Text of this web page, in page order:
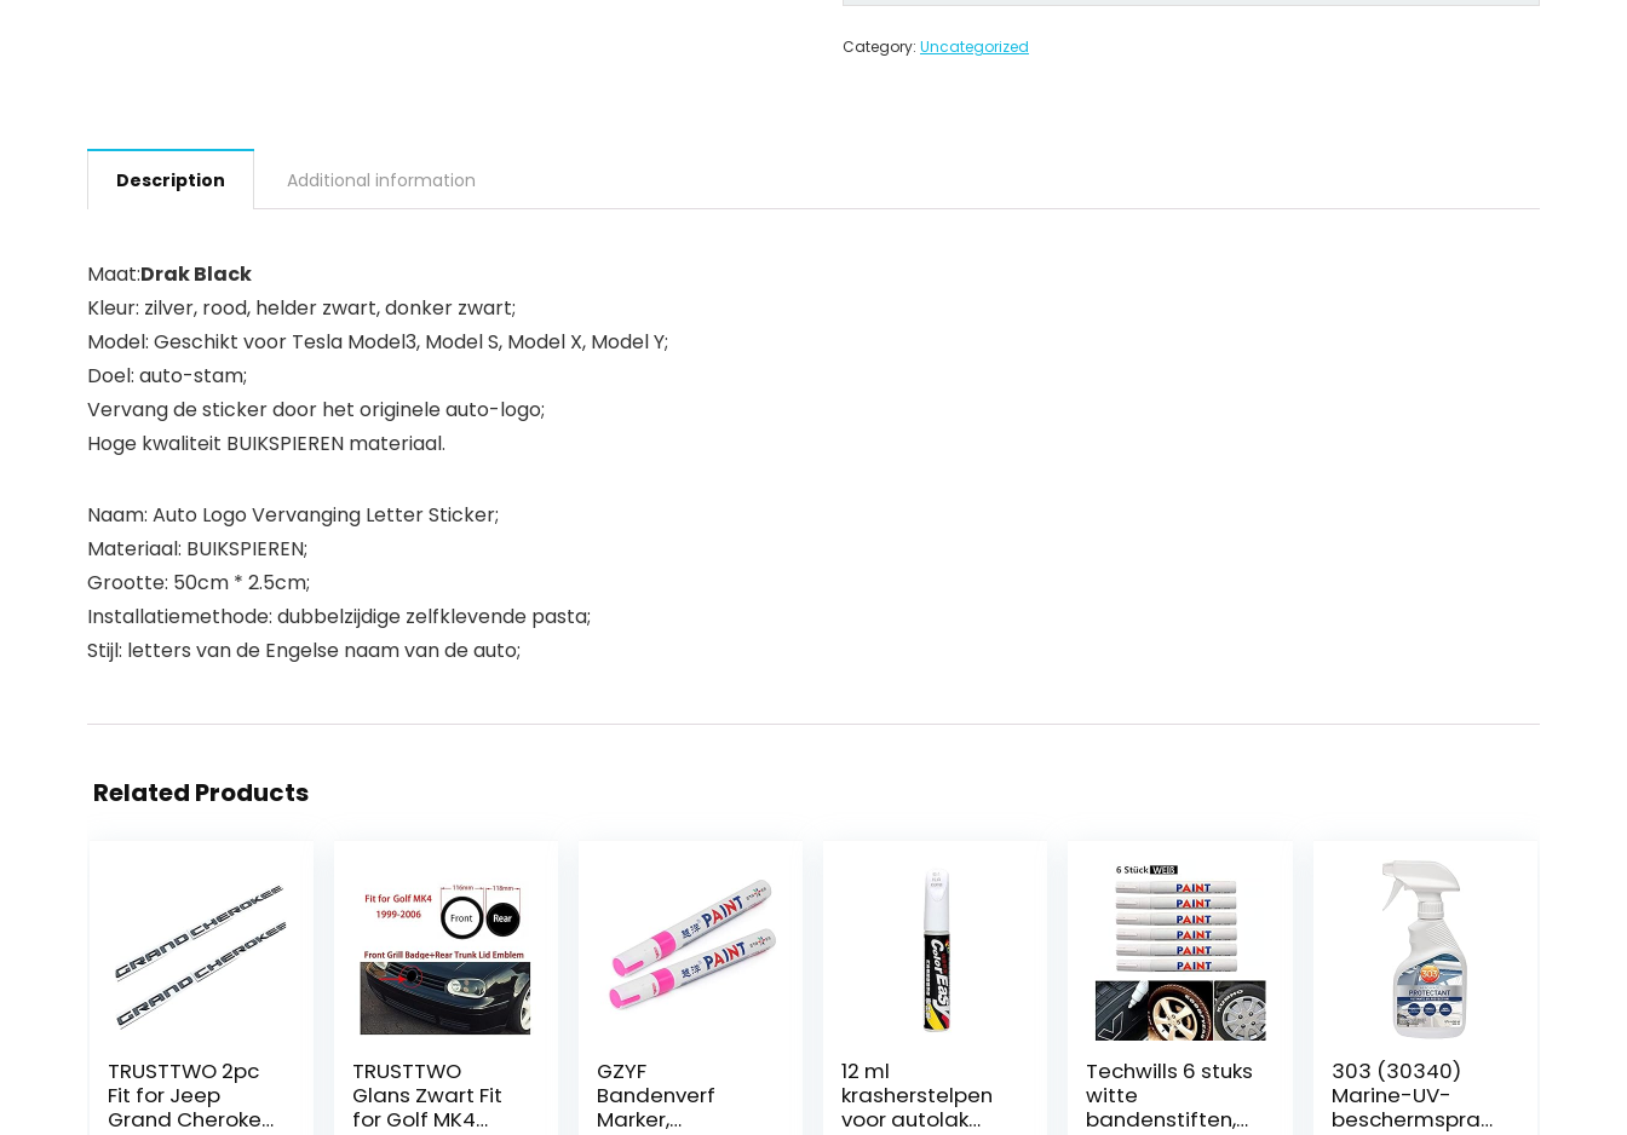
Category: Uncategorized
Description Additional information
Maat:Drak Black
Kleur: zilver, rood, helder zwart, donker zwart;
Model: Geschikt voor Tesla Model3, Model S, Model X, Model Y;
Doel: auto-stam;
Vervang de sticker door het originele auto-logo;
Hoge kwaliteit BUIKSPIEREN materiaal.
Naam: Auto Logo Vervanging Letter Sticker;
Materiaal: BUIKSPIEREN;
Grootte: 50cm * 2.5cm;
Installatiemethode: dubbelzijdige zelfklevende pasta;
Stijl: letters van de Engelse naam van de auto;
Related Products
TRUSTTWO 2pc
Fit for Jeep
Grand Cherokee
TRUSTTWO
Glans Zwart Fit
for Golf MK4
GZYF
Bandenverf
Marker,
12 ml
krasherstelpen
voor autolak
Techwills 6 stuks
witte
bandenstiften,
303 (30340)
Marine-UV-
beschermspray